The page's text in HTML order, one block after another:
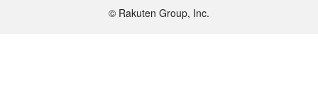
©︎ Rakuten Group, Inc.